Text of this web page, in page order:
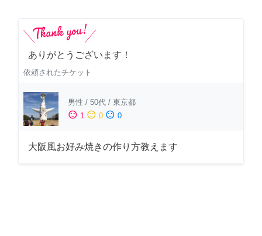
ありがとうございます！
依頼されたチケット
男性 / 50代 / 東京都
sentiment_satisfied 1 sentiment_neutral 0 sentiment_dissatisfied 0
大阪風お好み焼きの作り方教えます